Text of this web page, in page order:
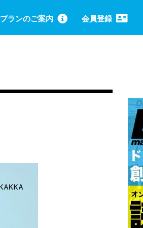
プランのご案内 会員登録